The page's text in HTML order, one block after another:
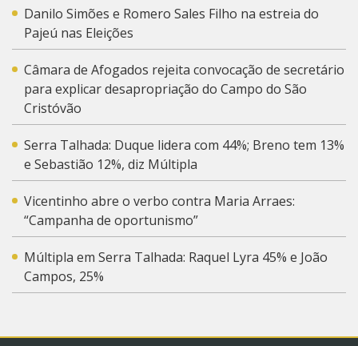
Danilo Simões e Romero Sales Filho na estreia do
Pajeú nas Eleições
Câmara de Afogados rejeita convocação de secretário
para explicar desapropriação do Campo do São
Cristóvão
Serra Talhada: Duque lidera com 44%; Breno tem 13%
e Sebastião 12%, diz Múltipla
Vicentinho abre o verbo contra Maria Arraes:
“Campanha de oportunismo”
Múltipla em Serra Talhada: Raquel Lyra 45% e João
Campos, 25%